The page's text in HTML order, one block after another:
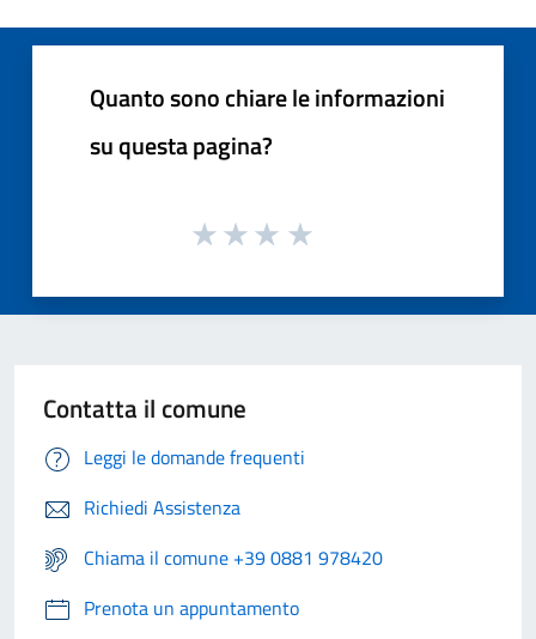
Quanto sono chiare le informazioni
su questa pagina?
Contatta il comune
Leggi le domande frequenti
Richiedi Assistenza
Chiama il comune +39 0881 978420
Prenota un appuntamento